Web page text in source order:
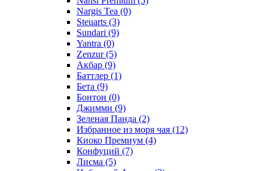
Nargis Tea (0)
Steuarts (3)
Sundari (9)
Yantra (0)
Zenzur(5)
Акбар (9)
Баттлер (1)
Бета (9)
Бонтон (0)
Джимми (9)
Зеленая Панда (2)
Избранное из моря чая (12)
Киоко Премиум (4)
Конфуций (7)
Лисма (5)